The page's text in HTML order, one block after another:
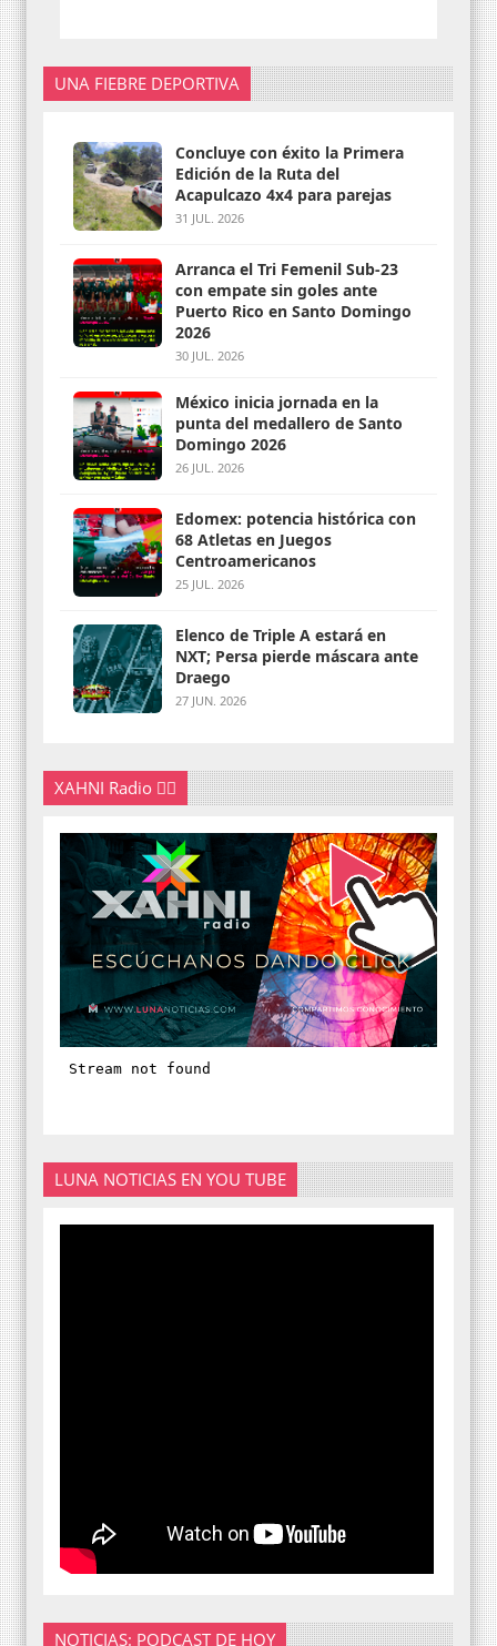
UNA FIEBRE DEPORTIVA
Concluye con éxito la Primera
Edición de la Ruta del
Acapulcazo 4x4 para parejas
31 JUL. 2026
Arranca el Tri Femenil Sub-23
con empate sin goles ante
Puerto Rico en Santo Domingo
2026
30 JUL. 2026
México inicia jornada en la
punta del medallero de Santo
Domingo 2026
26 JUL. 2026
Edomex: potencia histórica con
68 Atletas en Juegos
Centroamericanos
25 JUL. 2026
Elenco de Triple A estará en
NXT; Persa pierde máscara ante
Draego
27 JUN. 2026
XAHNI Radio 👇🏽
LUNA NOTICIAS EN YOU TUBE
NOTICIAS: PODCAST DE HOY